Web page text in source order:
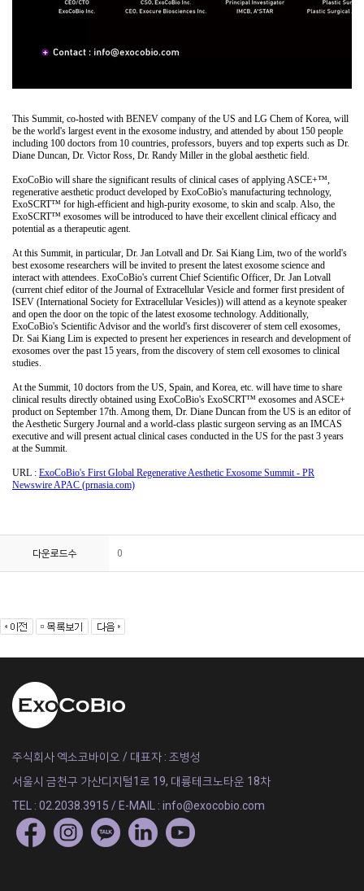
다운로드수 0
주식회사 엑소코바이오 / 대표자 : 조병성
서울시 금천구 가산디지털1로 19, 대륭테크노타운 18차
TEL : 02.2038.3915 / E-MAIL : info@exocobio.com